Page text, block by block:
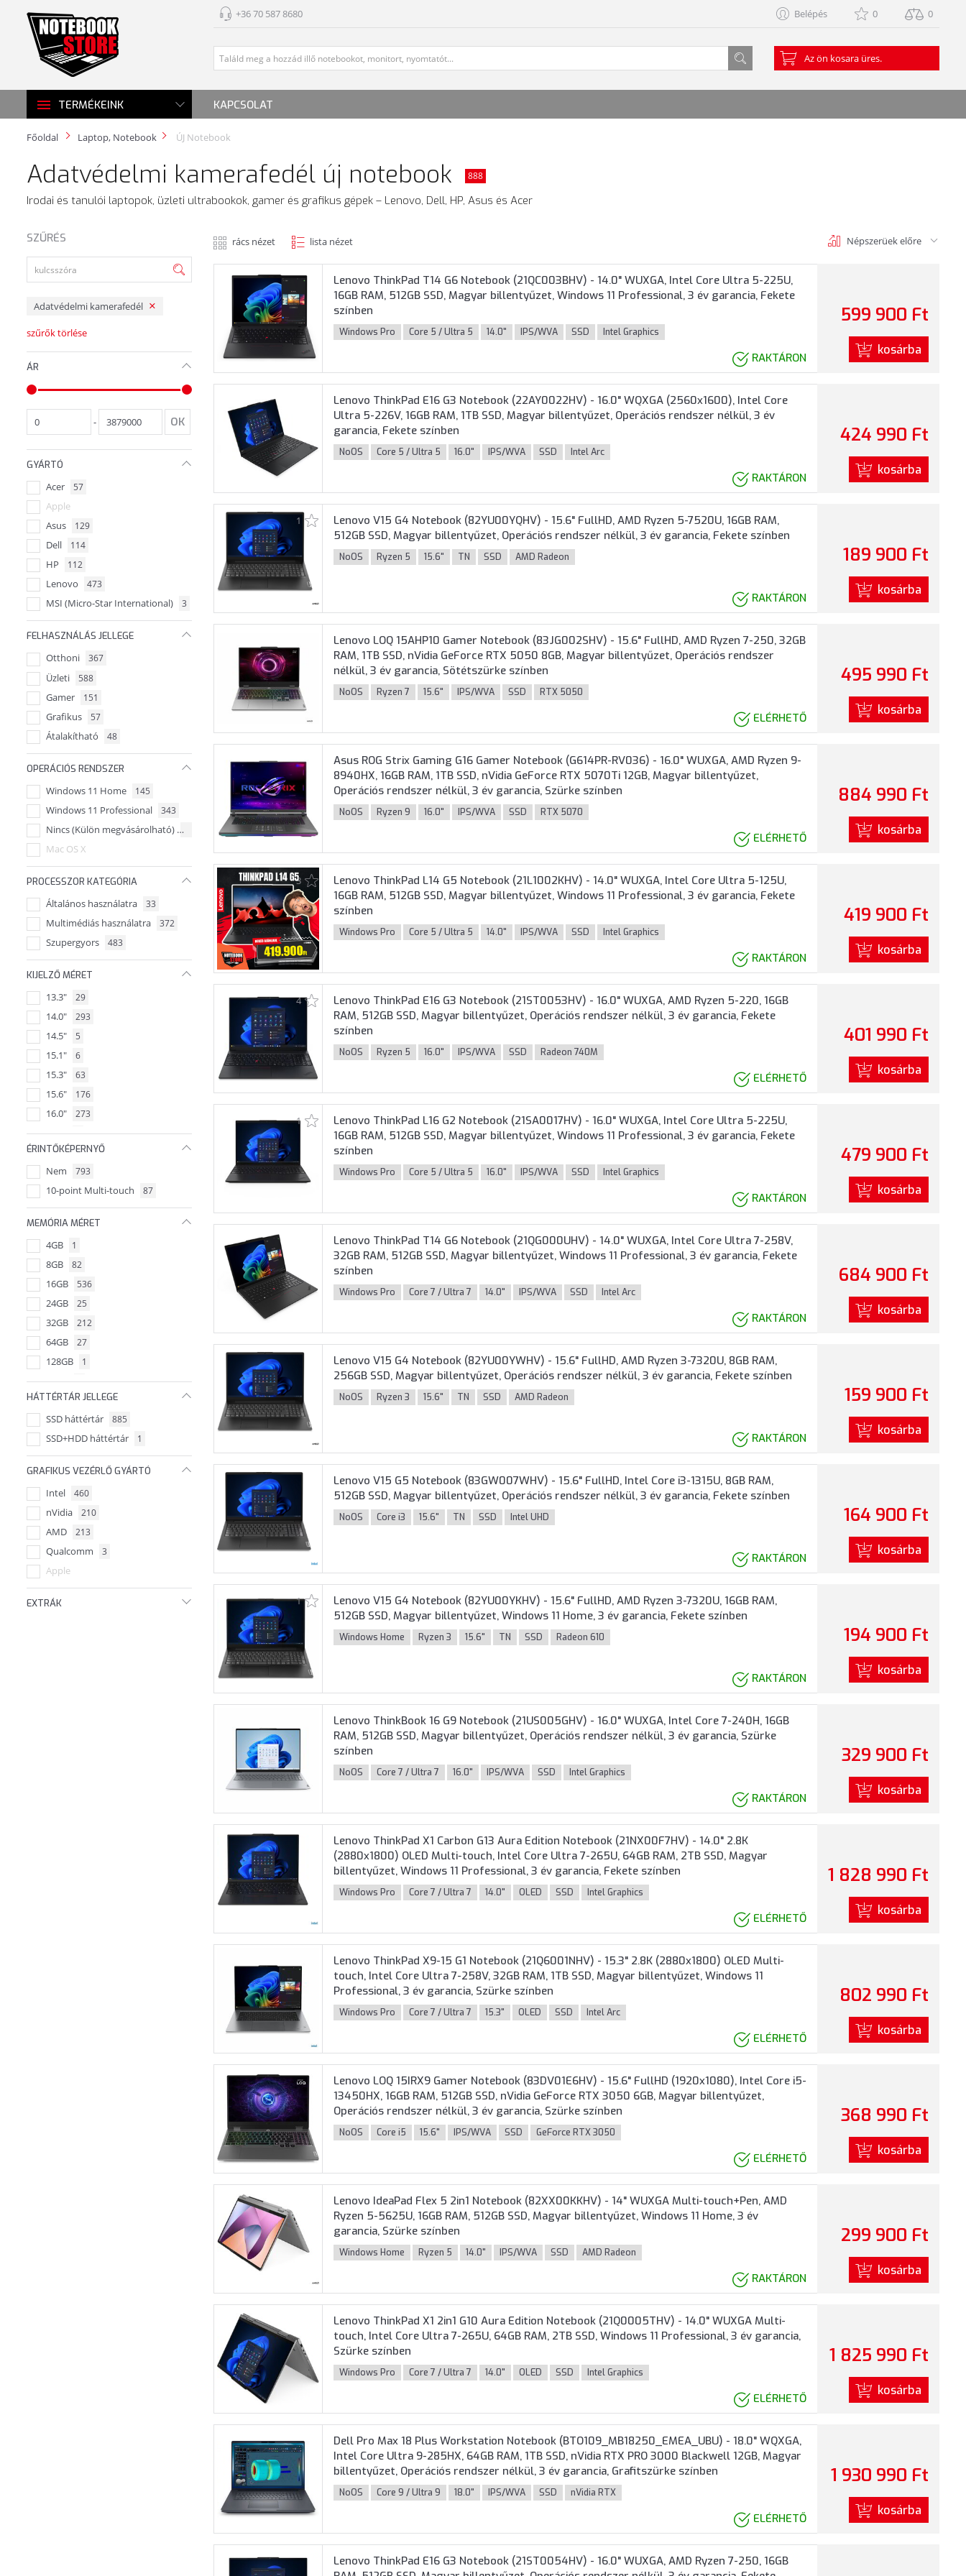
+36 70 587 8680 Belépés 0 0
Az ön kosara üres.
TERMÉKEINK KAPCSOLAT
Főoldal Laptop, Notebook ÚJ Notebook
Adatvédelmi kamerafedél új notebook 888
Irodai és tanulói laptopok, üzleti ultrabookok, gamer és grafikus gépek – Lenovo, Dell, HP, Asus és Acer
SZŰRÉS
Adatvédelmi kamerafedél
szűrők törlése
ÁR
-
GYÁRTÓ
Acer 57
Apple
Asus
129
Dell 114
HP 112
Lenovo 473
MSI (Micro-Star International) 3
FELHASZNÁLÁS JELLEGE
Otthoni 367
Üzleti 588
Gamer 151
Grafikus 57
Átalakítható 48
OPERÁCIÓS RENDSZER
Windows 11 Home 145
Windows 11 Professional 343
Nincs (Külön megvásárolható)
Mac OS X
PROCESSZOR KATEGÓRIA
Általános használatra 33
Multimédiás használatra 372
Szupergyors 483
KIJELZŐ MÉRET
13.3" 29
14.0" 293
14.5" 5
15.1" 6
15.3" 63
15.6" 176
16.0" 273
16.3" 1
16.1" 3
17.3" 13
18.0" 26
14.2"
ÉRINTŐKÉPERNYŐ
Nem 793
10-point Multi-touch 87
MEMÓRIA MÉRET
4GB 1
8GB 82
16GB 536
24GB 25
32GB 212
64GB 27
128GB 1
48GB 1
192GB 1
96GB 2
HÁTTÉRTÁR JELLEGE
SSD háttértár 885
SSD+HDD háttértár 1
GRAFIKUS VEZÉRLŐ GYÁRTÓ
Intel 460
nVidia 210
AMD 213
Qualcomm 3
Apple
EXTRÁK
rács nézet lista nézet Népszerüek előre
Lenovo ThinkPad T14 G6 Notebook (21QC003BHV) - 14.0" WUXGA, Intel Core Ultra 5-225U,
16GB RAM, 512GB SSD, Magyar billentyűzet, Windows 11 Professional, 3 év garancia, Fekete
színben
Windows Pro Core 5 / Ultra 5 14.0" IPS/WVA SSD Intel Graphics
RAKTÁRON
599 900 Ft
kosárba
Lenovo ThinkPad E16 G3 Notebook (22AY0022HV) - 16.0" WQXGA (2560x1600), Intel Core
Ultra 5-226V, 16GB RAM, 1TB SSD, Magyar billentyűzet, Operációs rendszer nélkül, 3 év
garancia, Fekete színben
NoOS Core 5 / Ultra 5 16.0" IPS/WVA SSD Intel Arc
RAKTÁRON
424 990 Ft
kosárba
1
Lenovo V15 G4 Notebook (82YU00YQHV) - 15.6" FullHD, AMD Ryzen 5-7520U, 16GB RAM,
512GB SSD, Magyar billentyűzet, Operációs rendszer nélkül, 3 év garancia, Fekete színben
NoOS Ryzen 5 15.6" TN SSD AMD Radeon
RAKTÁRON
189 900 Ft
kosárba
Lenovo LOQ 15AHP10 Gamer Notebook (83JG002SHV) - 15.6" FullHD, AMD Ryzen 7-250, 32GB
RAM, 1TB SSD, nVidia GeForce RTX 5050 8GB, Magyar billentyűzet, Operációs rendszer
nélkül, 3 év garancia, Sötétszürke színben
NoOS Ryzen 7 15.6" IPS/WVA SSD RTX 5050
ELÉRHETŐ
495 990 Ft
kosárba
Asus ROG Strix Gaming G16 Gamer Notebook (G614PR-RV036) - 16.0" WUXGA, AMD Ryzen 9-
8940HX, 16GB RAM, 1TB SSD, nVidia GeForce RTX 5070Ti 12GB, Magyar billentyűzet,
Operációs rendszer nélkül, 3 év garancia, Szürke színben
NoOS Ryzen 9 16.0" IPS/WVA SSD RTX 5070
ELÉRHETŐ
884 990 Ft
kosárba
3
Lenovo ThinkPad L14 G5 Notebook (21L1002KHV) - 14.0" WUXGA, Intel Core Ultra 5-125U,
16GB RAM, 512GB SSD, Magyar billentyűzet, Windows 11 Professional, 3 év garancia, Fekete
színben
Windows Pro Core 5 / Ultra 5 14.0" IPS/WVA SSD Intel Graphics
RAKTÁRON
419 900 Ft
kosárba
4
Lenovo ThinkPad E16 G3 Notebook (21ST0053HV) - 16.0" WUXGA, AMD Ryzen 5-220, 16GB
RAM, 512GB SSD, Magyar billentyűzet, Operációs rendszer nélkül, 3 év garancia, Fekete
színben
NoOS Ryzen 5 16.0" IPS/WVA SSD Radeon 740M
ELÉRHETŐ
401 990 Ft
kosárba
1
Lenovo ThinkPad L16 G2 Notebook (21SA0017HV) - 16.0" WUXGA, Intel Core Ultra 5-225U,
16GB RAM, 512GB SSD, Magyar billentyűzet, Windows 11 Professional, 3 év garancia, Fekete
színben
Windows Pro Core 5 / Ultra 5 16.0" IPS/WVA SSD Intel Graphics
RAKTÁRON
479 900 Ft
kosárba
Lenovo ThinkPad T14 G6 Notebook (21QG000UHV) - 14.0" WUXGA, Intel Core Ultra 7-258V,
32GB RAM, 512GB SSD, Magyar billentyűzet, Windows 11 Professional, 3 év garancia, Fekete
színben
Windows Pro Core 7 / Ultra 7 14.0" IPS/WVA SSD Intel Arc
RAKTÁRON
684 900 Ft
kosárba
Lenovo V15 G4 Notebook (82YU00YWHV) - 15.6" FullHD, AMD Ryzen 3-7320U, 8GB RAM,
256GB SSD, Magyar billentyűzet, Operációs rendszer nélkül, 3 év garancia, Fekete színben
NoOS Ryzen 3 15.6" TN SSD AMD Radeon
RAKTÁRON
159 900 Ft
kosárba
Lenovo V15 G5 Notebook (83GW007WHV) - 15.6" FullHD, Intel Core i3-1315U, 8GB RAM,
512GB SSD, Magyar billentyűzet, Operációs rendszer nélkül, 3 év garancia, Fekete színben
NoOS Core i3 15.6" TN SSD Intel UHD
RAKTÁRON
164 900 Ft
kosárba
1
Lenovo V15 G4 Notebook (82YU00YKHV) - 15.6" FullHD, AMD Ryzen 3-7320U, 16GB RAM,
512GB SSD, Magyar billentyűzet, Windows 11 Home, 3 év garancia, Fekete színben
Windows Home Ryzen 3 15.6" TN SSD Radeon 610
RAKTÁRON
194 900 Ft
kosárba
Lenovo ThinkBook 16 G9 Notebook (21US005GHV) - 16.0" WUXGA, Intel Core 7-240H, 16GB
RAM, 512GB SSD, Magyar billentyűzet, Operációs rendszer nélkül, 3 év garancia, Szürke
színben
NoOS Core 7 / Ultra 7 16.0" IPS/WVA SSD Intel Graphics
RAKTÁRON
329 900 Ft
kosárba
Lenovo ThinkPad X1 Carbon G13 Aura Edition Notebook (21NX00F7HV) - 14.0" 2.8K
(2880x1800) OLED Multi-touch, Intel Core Ultra 7-265U, 64GB RAM, 2TB SSD, Magyar
billentyűzet, Windows 11 Professional, 3 év garancia, Fekete színben
Windows Pro Core 7 / Ultra 7 14.0" OLED SSD Intel Graphics
ELÉRHETŐ
1 828 990 Ft
kosárba
Lenovo ThinkPad X9-15 G1 Notebook (21Q6001NHV) - 15.3" 2.8K (2880x1800) OLED Multi-
touch, Intel Core Ultra 7-258V, 32GB RAM, 1TB SSD, Magyar billentyűzet, Windows 11
Professional, 3 év garancia, Szürke színben
Windows Pro Core 7 / Ultra 7 15.3" OLED SSD Intel Arc
ELÉRHETŐ
802 990 Ft
kosárba
Lenovo LOQ 15IRX9 Gamer Notebook (83DV01E6HV) - 15.6" FullHD (1920x1080), Intel Core i5-
13450HX, 16GB RAM, 512GB SSD, nVidia GeForce RTX 3050 6GB, Magyar billentyűzet,
Operációs rendszer nélkül, 3 év garancia, Szürke színben
NoOS Core i5 15.6" IPS/WVA SSD GeForce RTX 3050
ELÉRHETŐ
368 990 Ft
kosárba
Lenovo IdeaPad Flex 5 2in1 Notebook (82XX00KKHV) - 14" WUXGA Multi-touch+Pen, AMD
Ryzen 5-5625U, 16GB RAM, 512GB SSD, Magyar billentyűzet, Windows 11 Home, 3 év
garancia, Szürke színben
Windows Home Ryzen 5 14.0" IPS/WVA SSD AMD Radeon
RAKTÁRON
299 900 Ft
kosárba
Lenovo ThinkPad X1 2in1 G10 Aura Edition Notebook (21Q0005THV) - 14.0" WUXGA Multi-
touch, Intel Core Ultra 7-265U, 64GB RAM, 2TB SSD, Windows 11 Professional, 3 év garancia,
Szürke színben
Windows Pro Core 7 / Ultra 7 14.0" OLED SSD Intel Graphics
ELÉRHETŐ
1 825 990 Ft
kosárba
Dell Pro Max 18 Plus Workstation Notebook (BTO109_MB18250_EMEA_UBU) - 18.0" WQXGA,
Intel Core Ultra 9-285HX, 64GB RAM, 1TB SSD, nVidia RTX PRO 3000 Blackwell 12GB, Magyar
billentyűzet, Operációs rendszer nélkül, 3 év garancia, Grafitszürke színben
NoOS Core 9 / Ultra 9 18.0" IPS/WVA SSD nVidia RTX
ELÉRHETŐ
1 930 990 Ft
kosárba
Lenovo ThinkPad E16 G3 Notebook (21ST0054HV) - 16.0" WUXGA, AMD Ryzen 7-250, 16GB